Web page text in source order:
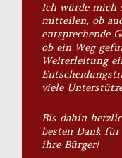
Ich würde mich
mitteilen, ob
entsprechende
ob ein Weg
Weiterleitung
viele
Bis dahin
besten Dank
ihre Bürger!